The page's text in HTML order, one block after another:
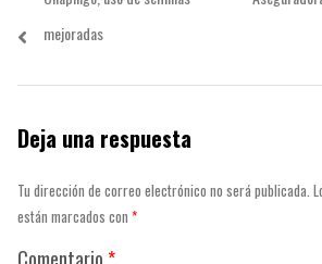
entradas
mejoradas
Deja una respuesta
Tu dirección de correo electrónico no será publicada.
están marcados con *